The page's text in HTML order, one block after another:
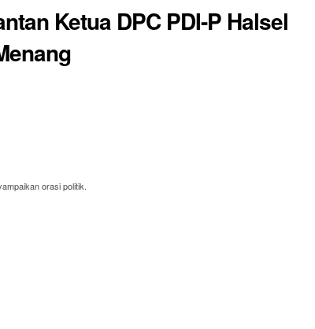
Ketua DPC PDI-P Halsel
orasi politik.